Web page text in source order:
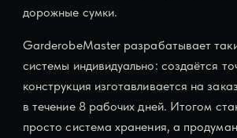
дорожные сумки.
GarderobeMaster разрабатывает
системы индивидуально: создаётся
конструкция изготавливается на
в течение 8 рабочих дней. Итогом
просто система хранения, а